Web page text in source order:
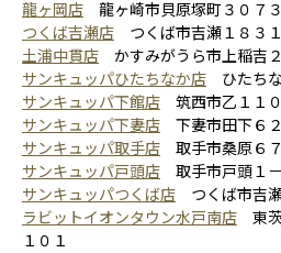
龍ヶ岡店 龍ヶ崎市貝原塚町３０７
つくば吉瀬店 つくば市吉瀬１８３１
土浦中貫店 かすみがうら市上稲吉
サンキュッパひたちなか店 ひたち
サンキュッパ下館店 筑西市乙１１
サンキュッパ下妻店 下妻市田下６
サンキュッパ取手店 取手市桑原６
サンキュッパ戸頭店 取手市戸頭１
サンキュッパつくば店 つくば市吉
ラビットイオンタウン水戸南店 東
１０１